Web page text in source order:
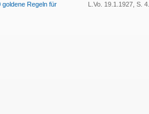
goldene Regeln für
L.Vo. 19.1.1927, S. 4.